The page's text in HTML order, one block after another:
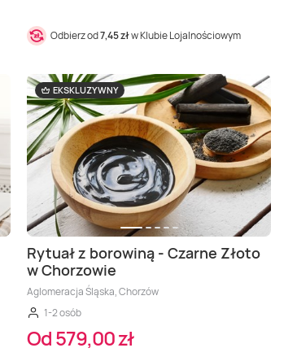
Odbierz od7,45 złw Klubie Lojalnościowym
EKSKLUZYWNY
Rytuał z borowiną - Czarne Złoto
w Chorzowie
Aglomeracja Śląska, Chorzów
1-2 osób
Od 579,00 zł